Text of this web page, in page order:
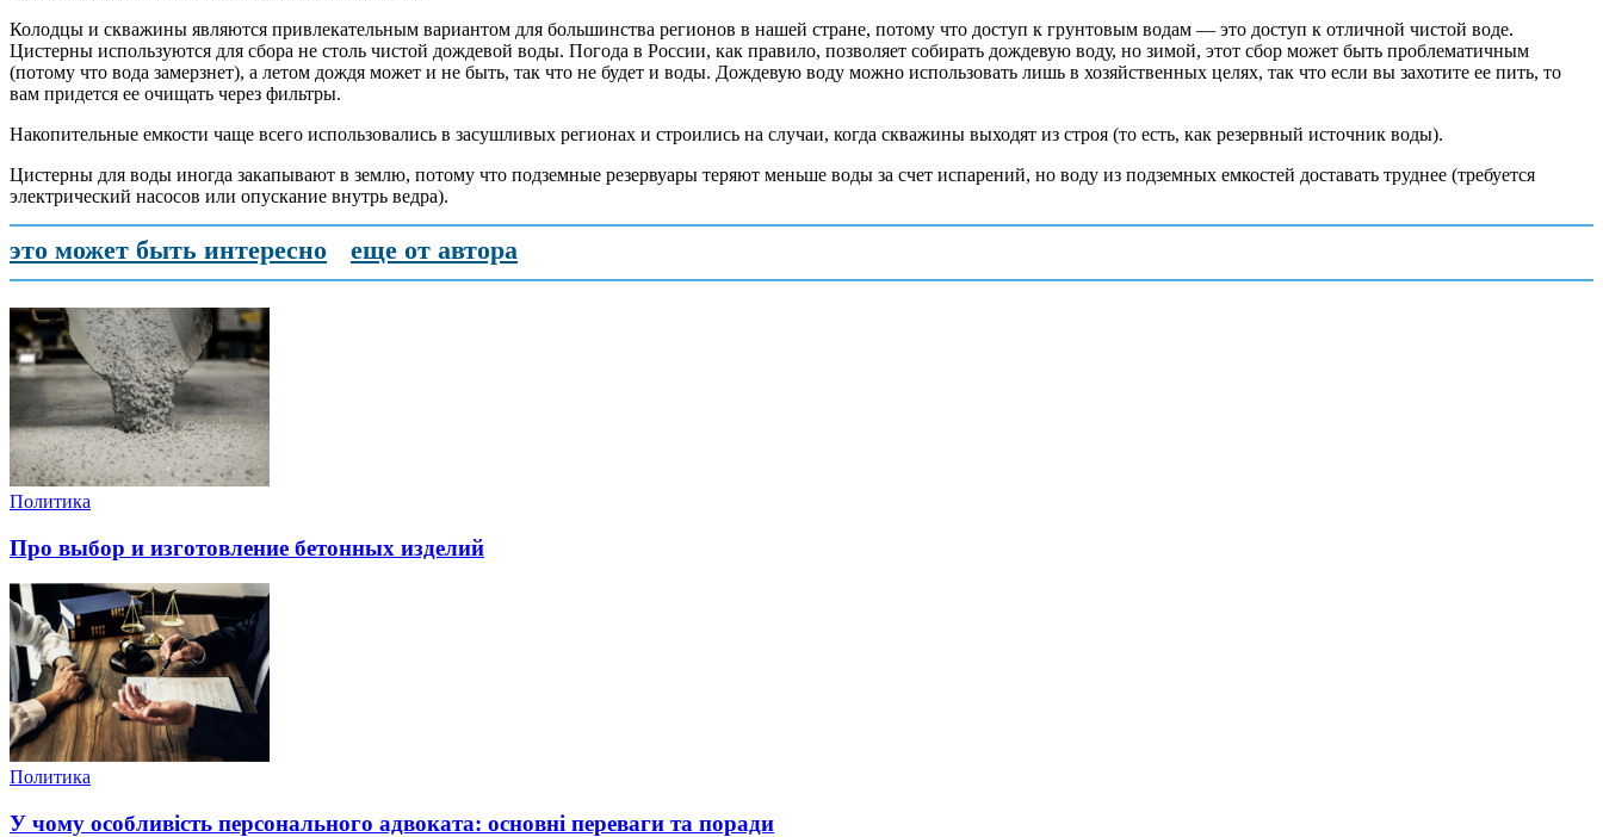
Колодцы и скважины являются привлекательным вариантом для большинства регионов в нашей стране, потому что доступ к грунтовым водам — это доступ к отличной чистой воде.
Цистерны используются для сбора не столь чистой дождевой воды. Погода в России, как правило, позволяет собирать дождевую воду, но зимой, этот сбор может быть проблематичным
(потому что вода замерзнет), а летом дождя может и не быть, так что не будет и воды. Дождевую воду можно использовать лишь в хозяйственных целях, так что если вы захотите ее пить, то
вам придется ее очищать через фильтры.
Накопительные емкости чаще всего использовались в засушливых регионах и строились на случаи, когда скважины выходят из строя (то есть, как резервный источник воды).
Цистерны для воды иногда закапывают в землю, потому что подземные резервуары теряют меньше воды за счет испарений, но воду из подземных емкостей доставать труднее (требуется
электрический насосов или опускание внутрь ведра).
это может быть интересно еще от автора
Политика
Про выбор и изготовление бетонных изделий
Политика
У чому особливість персонального адвоката: основні переваги та поради